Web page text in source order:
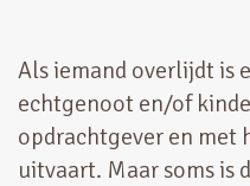
Als iemand overlijdt is
echtgenoot en/of
opdrachtgever en met
uitvaart. Maar soms is